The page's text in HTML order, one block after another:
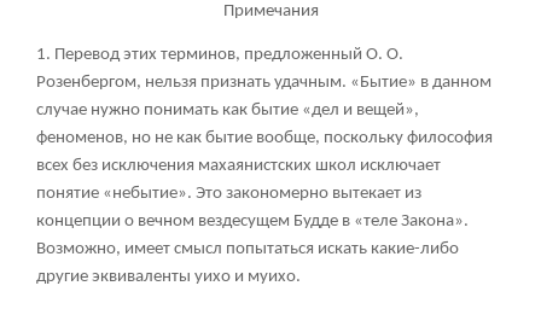
Примечания
1. Перевод этих терминов, предложенный О. О.
Розенбергом, нельзя признать удачным. «Бытие» в данном
случае нужно понимать как бытие «дел и вещей»,
феноменов, но не как бытие вообще, поскольку философия
всех без исключения махаянистских школ исключает
понятие «небытие». Это закономерно вытекает из
концепции о вечном вездесущем Будде в «теле Закона».
Возможно, имеет смысл попытаться искать какие-либо
другие эквиваленты уихо и муихо.